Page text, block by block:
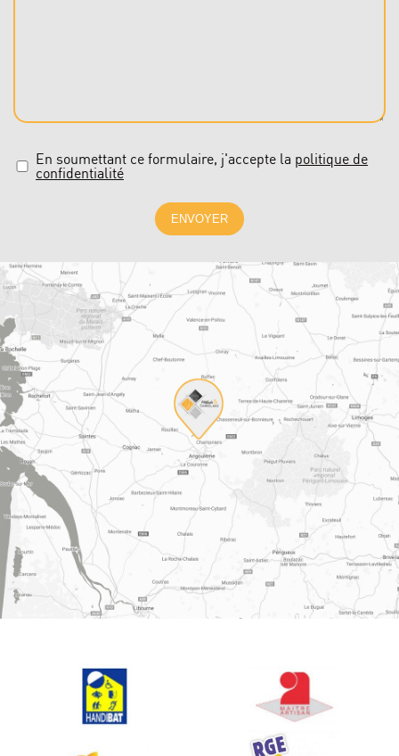
En soumettant ce formulaire, j'accepte la politique de
confidentialité